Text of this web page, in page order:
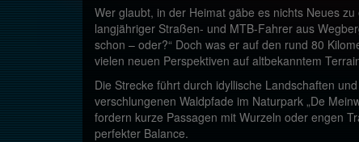
Wer glaubt, in der Heimat gäbe es nichts Neues
langjähriger Straßen- und MTB-Fahrer aus
schon – oder?“ Doch was er auf den rund 80
vielen neuen Perspektiven auf altbekanntem
Die Strecke führt durch idyllische Landschaften
verschlungenen Waldpfade im Naturpark „De
fordern kurze Passagen mit Wurzeln oder engen
perfekter Balance.